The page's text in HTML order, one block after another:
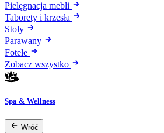
Pielęgnacja mebli
Taborety i krzesła
Stoły
Parawany
Fotele
Zobacz wszystko
Spa & Wellness
Wróć